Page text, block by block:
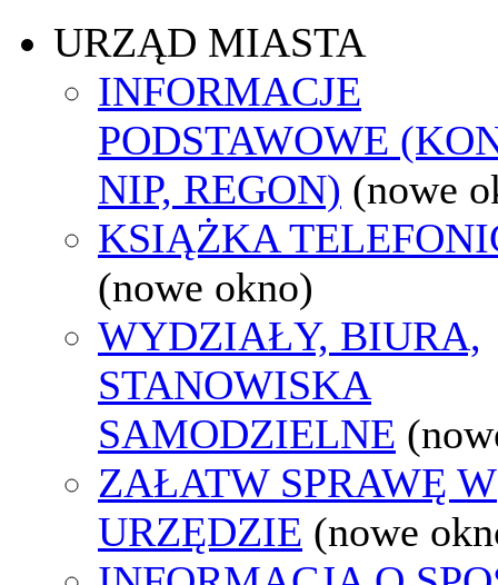
URZĄD MIASTA
INFORMACJE
PODSTAWOWE
NIP, REGON) (nowe
KSIĄŻKA
(nowe okno)
WYDZIAŁY, BIURA,
STANOWISKA
SAMODZIELNE
ZAŁATW SPRAWĘ W
URZĘDZIE (nowe